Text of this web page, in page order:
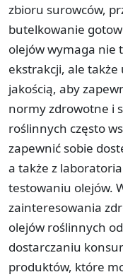
zbioru surowców,
butelkowanie
olejów wymaga nie
ekstrakcji, ale
jakością, aby
normy zdrowotne i
roślinnych często
zapewnić sobie
a także z
testowaniu olejów.
zainteresowania
olejów roślinnych
dostarczaniu
produktów, które